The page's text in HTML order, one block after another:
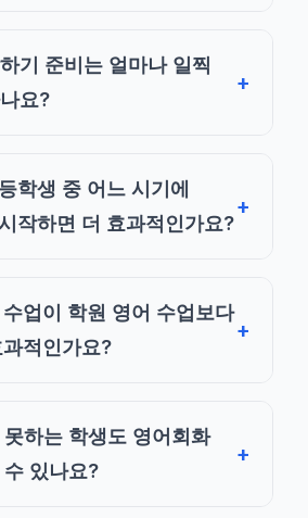
기 준비는 얼마나 일찍
요?
학생 중 어느 시기에
작하면 더 효과적인가요?
업이 학원 영어 수업보다
적인가요?
하는 학생도 영어회화
있나요?